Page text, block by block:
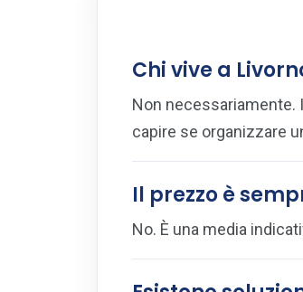
Chi vive a
Non necessariamente.
capire se organizzare
Il prezzo è
No. È una media